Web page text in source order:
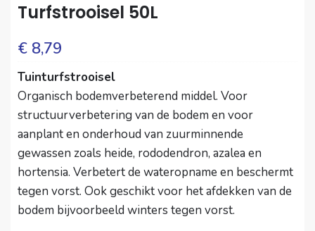
Turfstrooisel 50L
€ 8,79
Tuinturfstrooisel
Organisch bodemverbeterend middel. Voor
structuurverbetering van de bodem en voor
aanplant en onderhoud van zuurminnende
gewassen zoals heide, rododendron, azalea en
hortensia. Verbetert de wateropname en beschermt
tegen vorst. Ook geschikt voor het afdekken van de
bodem bijvoorbeeld winters tegen vorst.